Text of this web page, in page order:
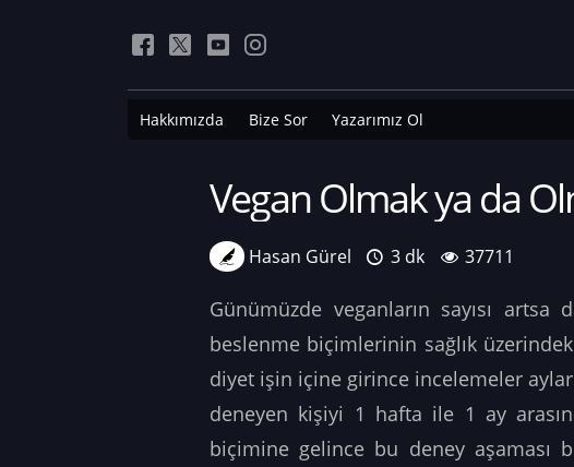
Hakkımızda Bize Sor Yazarımız Ol
Vegan Olmak ya da
Hasan Gürel 3 dk 37711
Günümüzde veganların sayısı
beslenme biçimlerinin sağlık
diyet işin içine girince incelemeler
deneyen kişiyi 1 hafta ile 1 ay
biçimine gelince bu deney aşaması